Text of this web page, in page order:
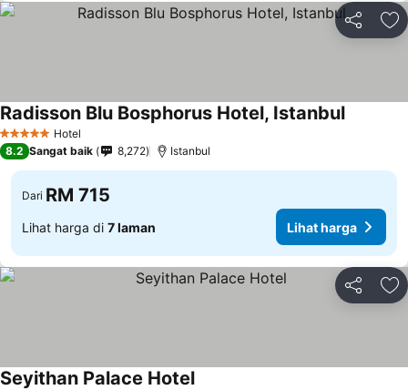
Kongsi
5 Bintang Hotel
Radisson Blu Bosphorus Hotel, Istanbul
8.2 Sangat baik 8,272 Istanbul
Dari RM 715
Lihat harga di 7 laman Lihat harga
Kongsi
Seyithan Palace Hotel